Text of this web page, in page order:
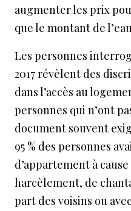
augmenter les prix
que le montant de
Les personnes
2017 révèlent des
dans l’accès au
personnes qui n’ont
document souvent
95 % des personnes
d’appartement à
harcèlement, de
part des voisins ou